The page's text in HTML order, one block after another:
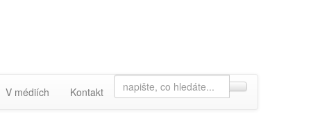
V médiích Kontakt
Search
for